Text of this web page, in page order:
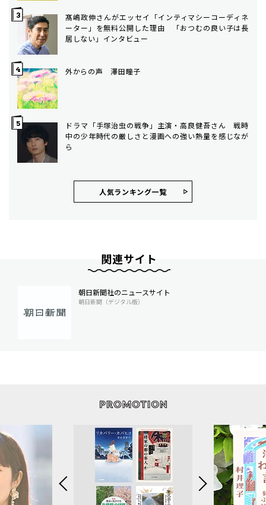
髙嶋政伸さんがエッセイ「インティマシーコーディネ
ーター」を無料公開した理由 「おつむの良い子は長
居しない」インタビュー
外からの声 澤田瞳子
ドラマ「手塚治虫の戦争」主演・高良健吾さん 戦時
中の少年時代の厳しさと漫画への強い熱量を感じなが
ら
人気ランキング⼀覧
関連サイト
朝日新聞社のニュースサイト
朝日新聞（デジタル版）